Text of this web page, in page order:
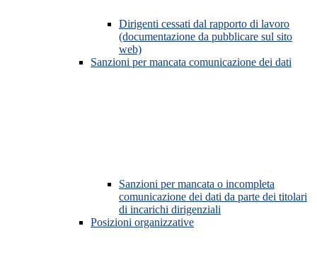
Dirigenti cessati dal rapporto di lavoro
(documentazione da pubblicare sul sito
web)
Sanzioni per mancata comunicazione dei dati
Sanzioni per mancata o incompleta
comunicazione dei dati da parte dei titolari
di incarichi dirigenziali
Posizioni organizzative